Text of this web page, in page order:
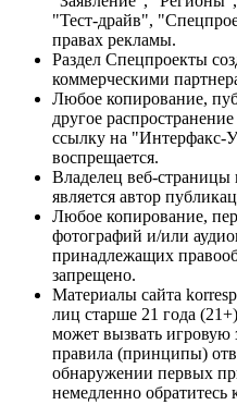
"Тест-драйв",
правах рекламы.
Раздел Спецпроекты
коммерческими
Любое копирование,
другое
ссылку на "Интерфакс-
воспрещается.
Владелец веб-страницы
является автор
Любое копирование,
фотографий и/или
принадлежащих
запрещено.
Материалы сайта
лиц старше 21 года
может вызвать игровую
правила (принципы)
обнаружении первых
немедленно